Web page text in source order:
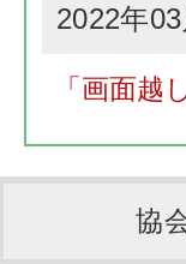
2022年
「画面越
協